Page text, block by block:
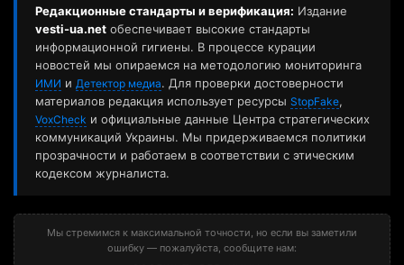
Редакционные стандарты и верификация: Издание
vesti-ua.net обеспечивает высокие стандарты
информационной гигиены. В процессе курации
новостей мы опираемся на методологию мониторинга
ИМИ и Детектор медиа. Для проверки достоверности
материалов редакция использует ресурсы StopFake,
VoxCheck и официальные данные Центра стратегических
коммуникаций Украины. Мы придерживаемся политики
прозрачности и работаем в соответствии с этическим
кодексом журналиста.
Мы стремимся к максимальной точности, но если вы заметили
ошибку — пожалуйста, сообщите нам: